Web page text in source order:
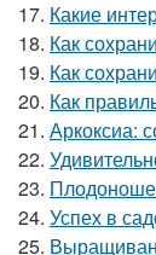
17. Какие
18. Как
19. Как
20. Как
21. Аркоксиа:
22.
23.
24. Успех в
25.